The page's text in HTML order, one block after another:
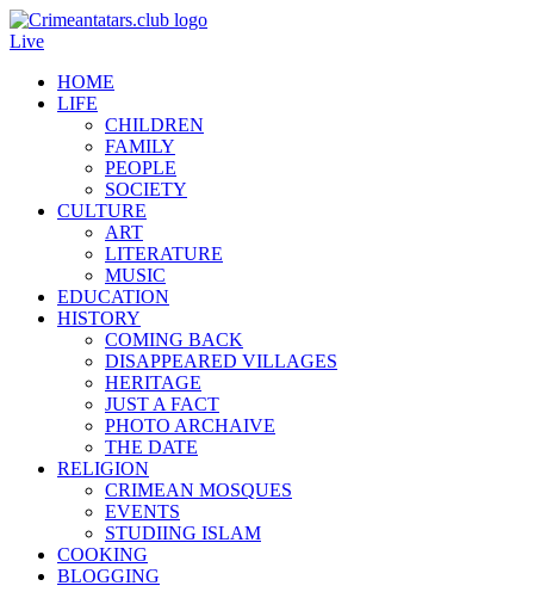
Live
HOME
LIFE
CHILDREN
FAMILY
PEOPLE
SOCIETY
CULTURE
ART
LITERATURE
MUSIC
EDUCATION
HISTORY
COMING BACK
DISAPPEARED VILLAGES
HERITAGE
JUST A FACT
PHOTO ARCHAIVE
THE DATE
RELIGION
CRIMEAN MOSQUES
EVENTS
STUDIING ISLAM
COOKING
BLOGGING